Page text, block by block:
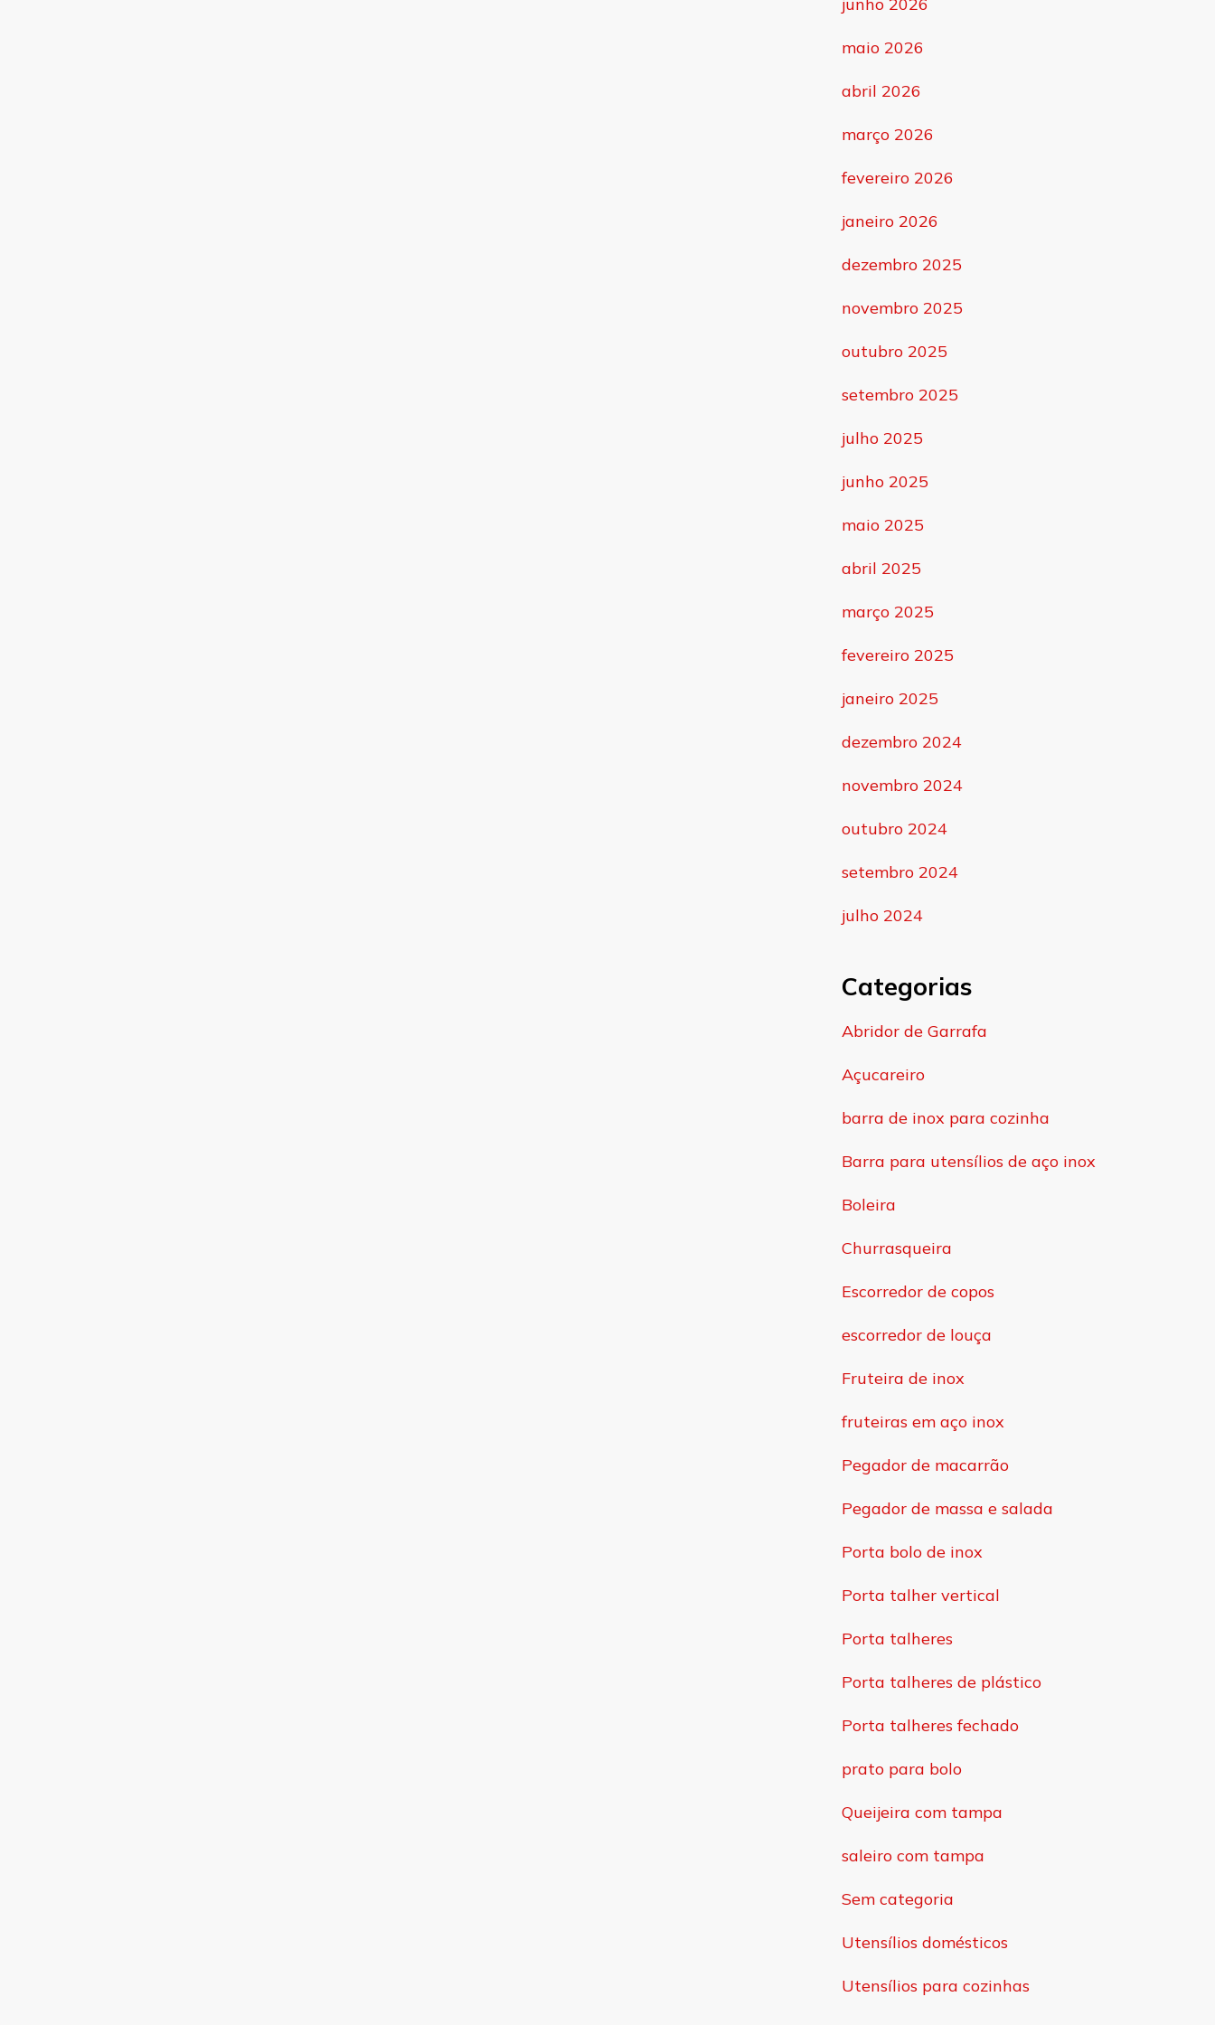
maio 2026
abril 2026
março 2026
fevereiro 2026
janeiro 2026
dezembro 2025
novembro 2025
outubro 2025
setembro 2025
julho 2025
junho 2025
maio 2025
abril 2025
março 2025
fevereiro 2025
janeiro 2025
dezembro 2024
novembro 2024
outubro 2024
setembro 2024
julho 2024
Categorias
Abridor de Garrafa
Açucareiro
barra de inox para cozinha
Barra para utensílios de aço inox
Boleira
Churrasqueira
Escorredor de copos
escorredor de louça
Fruteira de inox
fruteiras em aço inox
Pegador de macarrão
Pegador de massa e salada
Porta bolo de inox
Porta talher vertical
Porta talheres
Porta talheres de plástico
Porta talheres fechado
prato para bolo
Queijeira com tampa
saleiro com tampa
Sem categoria
Utensílios domésticos
Utensílios para cozinhas